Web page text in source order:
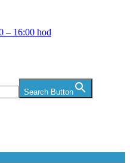
– 16:00 hod
Search Button